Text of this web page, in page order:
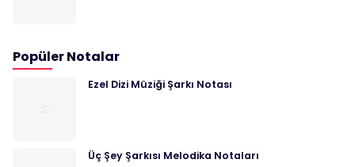
Popüler Notalar
Ezel Dizi Müziği Şarkı Notası
Üç Şey Şarkısı Melodika Notaları